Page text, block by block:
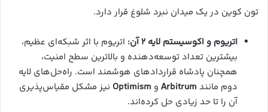
تون کوین در یک میدان نبرد شلوغ قرار دارد.
اتریوم و اکوسیستم لایه ۲ آن:
اتریوم با اثر شبکه‌ای عظیم،
بیشترین تعداد توسعه‌دهنده و بالاترین سطح امنیت،
همچنان پادشاه قراردادهای هوشمند است. راه‌حل‌های لایه
دوم مانندArbitrum و Optimism نیز مشکل مقیاس‌پذیری
آن را تا حد زیادی حل کرده‌اند.